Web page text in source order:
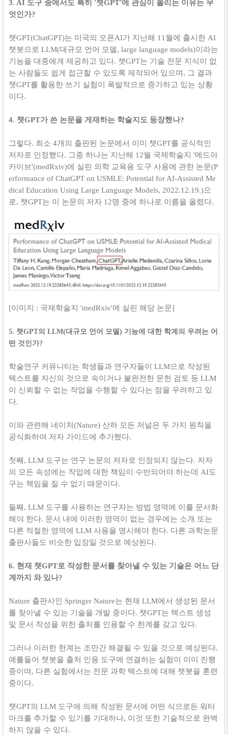
3. AI 도구 중에서도 특히 '챗GPT'에 관심이 쏠리는 이유는 무
엇인가?
챗GPT(ChatGPT)는 미국의 오픈AI가 지난해 11월에 출시한 AI
챗봇으로 LLM(대규모 언어 모델, large language models)이라는
기능을 대중에게 제공하고 있다. 챗GPT는 기술 전문 지식이 없
는 사람들도 쉽게 접근할 수 있도록 제작되어 있으며, 그 결과
챗GPT를 활용한 쓰기 실험이 폭발적으로 증가하고 있는 상황
이다.
4. 챗GPT가 쓴 논문을 게재하는 학술지도 등장했나?
그렇다. 최소 4개의 출판된 논문에서 이미 챗GPT를 공식적인
저자로 인정했다. 그중 하나는 지난해 12월 국제학술지 '메드아
카이브'(medRxiv)에 실린 의학 교육용 도구 사용에 관한 논문(P
erformance of ChatGPT on USMLE: Potential for AI-Assisted Me
dical Education Using Large Language Models, 2022.12.19.)으
로, 챗GPT는 이 논문의 저자 12명 중에 하나로 이름을 올렸다.
​[이미지 : 국제학술지 'medRxiv'에 실린 해당 논문]
5. 챗GPT의 LLM(대규모 언어 모델) 기능에 대한 학계의 우려는 어
떤 것인가?
학술연구 커뮤니티는 학생들과 연구자들이 LLM으로 작성된
텍스트를 자신의 것으로 속이거나 불완전한 문헌 검토 등 LLM
이 신뢰할 수 없는 작업을 수행할 수 있다는 점을 우려하고 있
다.
이와 관련해 네이처(Nature) 산하 모든 저널은 두 가지 원칙을
공식화하여 저자 가이드에 추가했다.
첫째, LLM 도구는 연구 논문의 저자로 인정되지 않는다. 저자
의 모든 속성에는 작업에 대한 책임이 수반되어야 하는데 AI도
구는 책임을 질 수 없기 때문이다.
둘째, LLM 도구를 사용하는 연구자는 방법 영역에 이를 문서화
해야 한다. 문서 내에 이러한 영역이 없는 경우에는 소개 또는
다른 적절한 영역에 LLM 사용을 명시해야 한다. 다른 과학논문
출판사들도 비슷한 입장일 것으로 예상된다.
6. 현재 챗GPT로 작성한 문서를 찾아낼 수 있는 기술은 어느 단
계까지 와 있나?
Nature 출판사인 Springer Nature는 현재 LLM에서 생성된 문서
를 찾아낼 수 있는 기술을 개발 중이다. 챗GPT는 텍스트 생성
및 문서 작성을 위한 출처를 인용할 수 한계를 갖고 있다.
그러나 이러한 한계는 조만간 해결될 수 있을 것으로 예상된다.
예를들어 챗봇을 출처 인용 도구에 연결하는 실험이 이미 진행
중이며, 다른 실험에서는 전문 과학 텍스트에 대해 챗봇을 훈련
중이다.
챗GPT의 LLM 도구에 의해 작성된 문서에 어떤 식으로든 워터
마크를 추가할 수 있기를 기대하나, 이것 또한 기술적으로 완벽
하지 않을 수 있다.